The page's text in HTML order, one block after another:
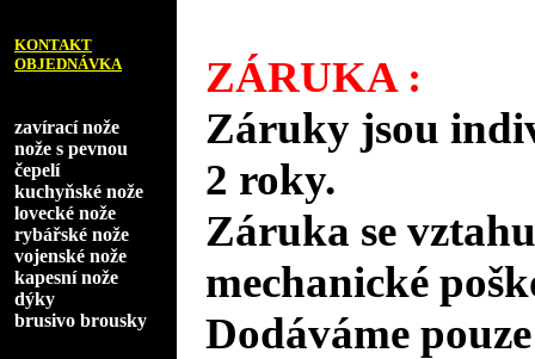
KONTAKT
OBJEDNÁVKA
zavírací nože
nože s pevnou
čepelí
kuchyňské nože
lovecké nože
rybářské nože
vojenské nože
kapesní nože
dýky
brusivo brousky
ZÁRUKA :
Záruky jsou
2 roky.
Záruka se
mechanické
Dodáváme